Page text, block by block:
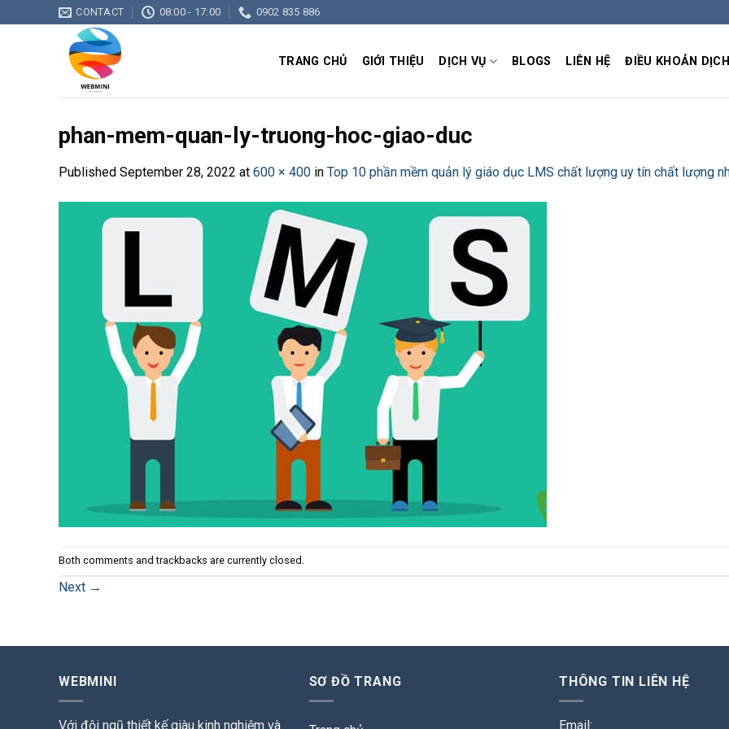
CONTACT 08:00 - 17:00 0902 835 886
TRANG CHỦ GIỚI THIỆU DỊCH VỤ BLOGS LIÊN HỆ ĐIỀU KHOẢN
phan-mem-quan-ly-truong-hoc-giao-duc
Published September 28, 2022 at 600 × 400 in Top 10 phần mềm quản lý giáo dục LMS chất lượng uy tín chất lượng
Both comments and trackbacks are currently closed.
Next →
WEBMINI
Với đội ngũ thiết kế giàu kinh nghiệm và
SƠ ĐỒ TRANG THÔNG TIN LIÊN HỆ
Email: